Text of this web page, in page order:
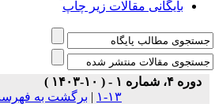
بایگانی مقالات زیر چاپ
دوره ۴، شماره ۱ - ( ۱۰-۱۴۰۳ )
۱۳-۱
| برگشت به